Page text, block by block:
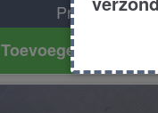
Product #
Toevoegen aan